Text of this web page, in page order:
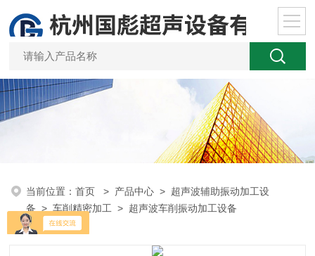
当前位置：首页 > 产品中心 > 超声波辅助振动加工设
备 >车削精密加工 > 超声波车削振动加工设备